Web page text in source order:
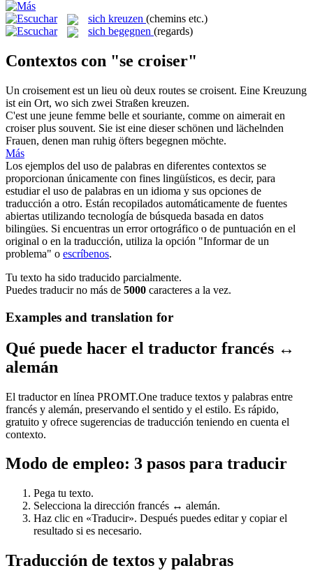
sich kreuzen (chemins etc.)
sich begegnen (regards)
Contextos con "se croiser"
Un croisement est un lieu où deux routes se croisent. Eine Kreuzung
ist ein Ort, wo sich zwei Straßen kreuzen.
C'est une jeune femme belle et souriante, comme on aimerait en
croiserplus souvent. Sie ist eine dieser schönen und lächelnden
Frauen, denen man ruhig öfters begegnen möchte.
Más
Los ejemplos del uso de palabras en diferentes contextos se
proporcionan únicamente con fines lingüísticos, es decir, para
estudiar el uso de palabras en un idioma y sus opciones de
traducción a otro. Están recopilados automáticamente de fuentes
abiertas utilizando tecnología de búsqueda basada en datos
bilingües. Si encuentras un error ortográfico o de puntuación en el
original o en la traducción, utiliza la opción "Informar de un
problema" o escríbenos.
Tu texto ha sido traducido parcialmente.
Puedes traducir no más de 5000 caracteres a la vez.
Examples and translation for
Qué puede hacer el traductor francés ↔
alemán
El traductor en línea PROMT.One traduce textos y palabras entre
francés y alemán, preservando el sentido y el estilo. Es rápido,
gratuito y ofrece sugerencias de traducción teniendo en cuenta el
contexto.
Modo de empleo: 3 pasos para traducir
Pega tu texto.
Selecciona la dirección francés ↔ alemán.
Haz clic en «Traducir». Después puedes editar y copiar el
resultado si es necesario.
Traducción de textos y palabras